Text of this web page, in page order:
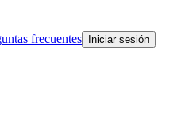
frecuentes Iniciar sesión